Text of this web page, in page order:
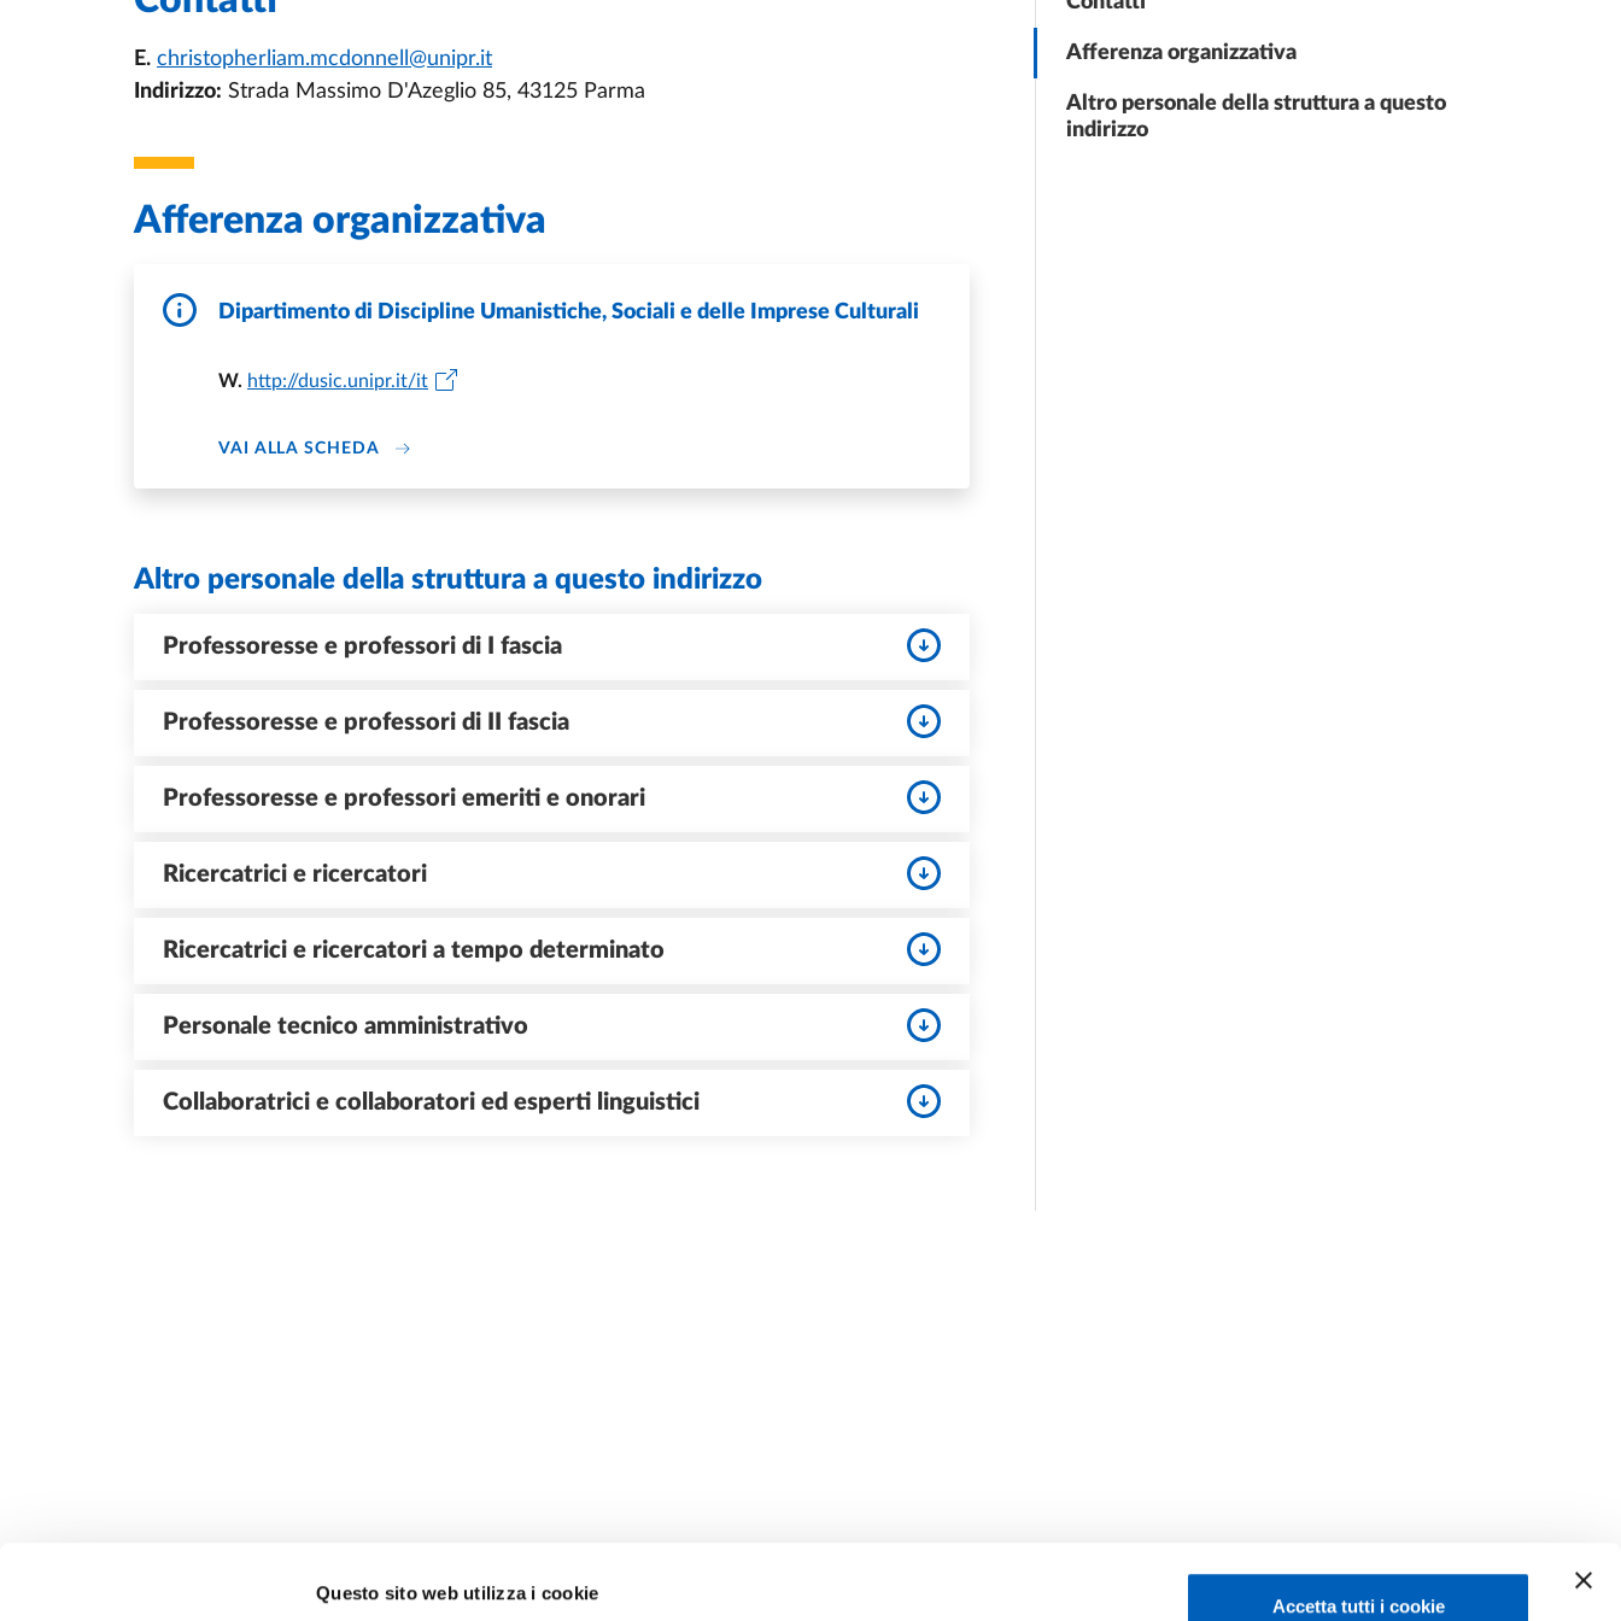
Questo sito web utilizza i cookie
Accetta tutti i cookie
Afferenza organizzativa
Altro personale della struttura a questo
indirizzo
E. christopherliam.mcdonnell@unipr.it
Indirizzo: Strada Massimo D'Azeglio 85, 43125 Parma
Afferenza organizzativa
Dipartimento di Discipline Umanistiche, Sociali e delle Imprese Culturali
W. http://dusic.unipr.it/it
VAI ALLA SCHEDA DI DIPARTIMENTO DI DISCIPLINE UMANISTICHE, SOCIALI E DELLE IMPRESE CULTURALI
Altro personale della struttura a questo indirizzo
Professoresse e professori di I fascia
Professoresse e professori di II fascia
Professoresse e professori emeriti e onorari
Ricercatrici e ricercatori
Ricercatrici e ricercatori a tempo determinato
Personale tecnico amministrativo
Collaboratrici e collaboratori ed esperti linguistici